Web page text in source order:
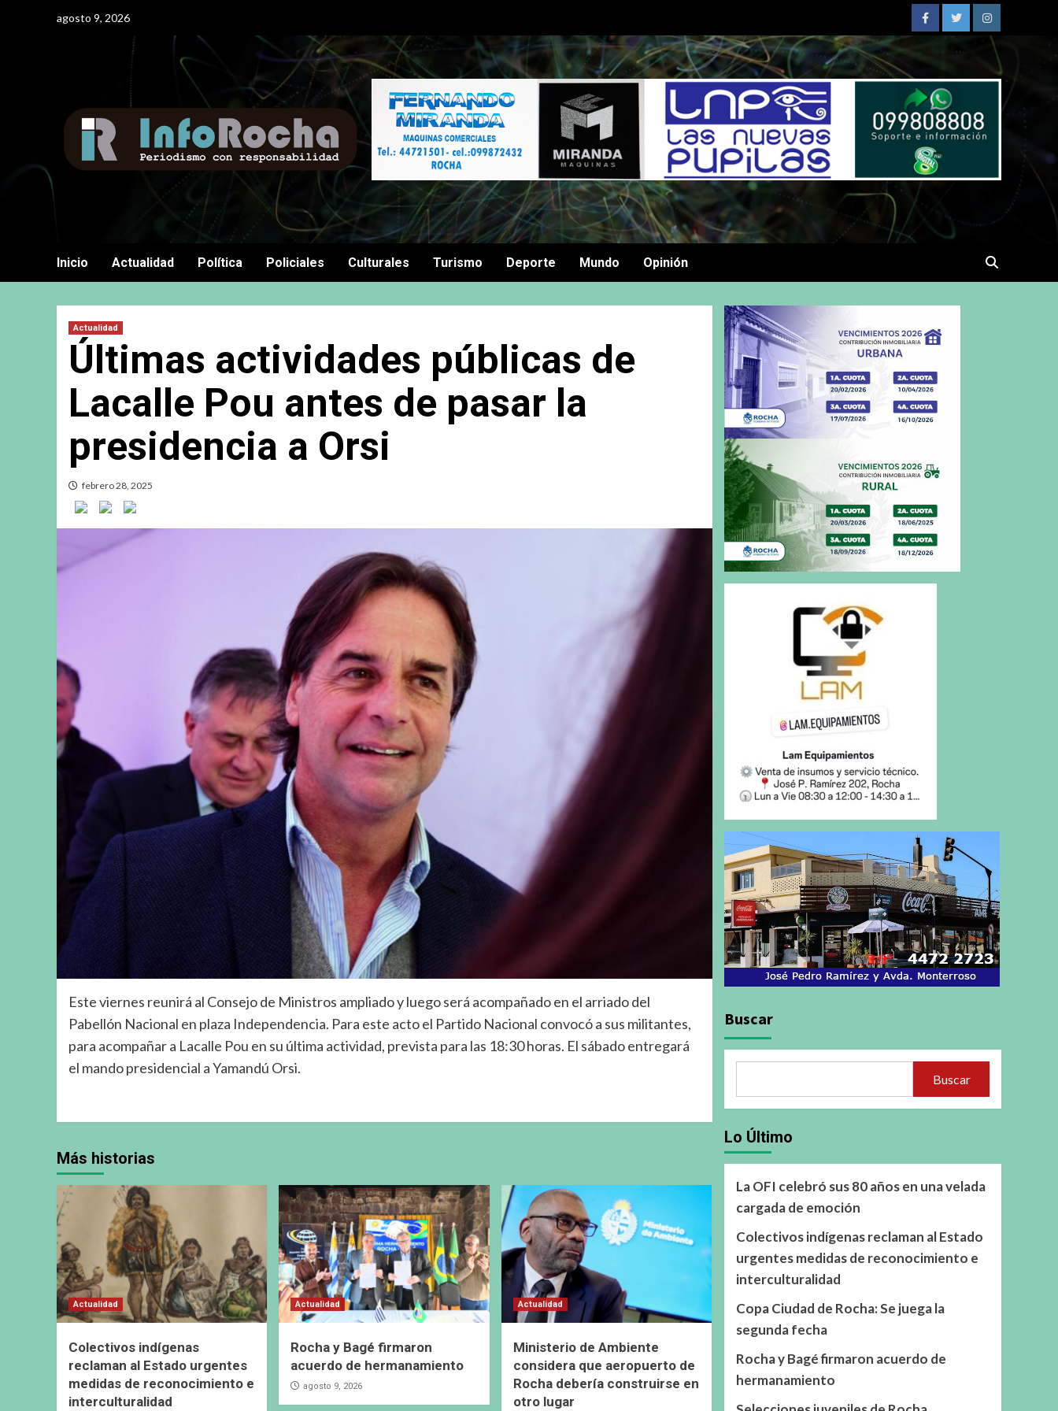
agosto 9, 2026
FacebookTwitterInstagram
Inicio Actualidad Política Policiales Culturales Turismo Deporte Mundo Opinión
Actualidad
Últimas actividades públicas de
Lacalle Pou antes de pasar la
presidencia a Orsi
febrero 28, 2025
Este viernes reunirá al Consejo de Ministros ampliado y luego será acompañado en el arriado del
Pabellón Nacional en plaza Independencia. Para este acto el Partido Nacional convocó a sus militantes,
para acompañar a Lacalle Pou en su última actividad, prevista para las 18:30 horas. El sábado entregará
el mando presidencial a Yamandú Orsi.
Más historias
Actualidad
Colectivos indígenas
reclaman al Estado urgentes
medidas de reconocimiento e
interculturalidad
Actualidad
Rocha y Bagé firmaron
acuerdo de hermanamiento
agosto 9, 2026
Actualidad
Ministerio de Ambiente
considera que aeropuerto de
Rocha debería construirse en
otro lugar
Buscar
Buscar
Lo Último
La OFI celebró sus 80 años en una velada
cargada de emoción
Colectivos indígenas reclaman al Estado
urgentes medidas de reconocimiento e
interculturalidad
Copa Ciudad de Rocha: Se juega la
segunda fecha
Rocha y Bagé firmaron acuerdo de
hermanamiento